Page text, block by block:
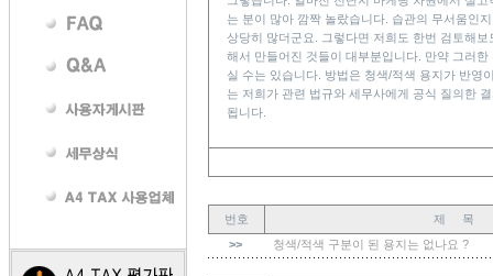
는 분이 많아 깜짝 놀랐습니다. 습관의 무서움인
상당히 많더군요. 그렇다면 저희도 한번 검토해
해서 만들어진 것들이 대부분입니다. 만약 그러
실 수는 있습니다. 방법은 청색/적색 용지가 반영
는 저희가 관련 법규와 세무사에게 공식 질의한
됩니다.
번호
제 목
>>
청색/적색 구분이 된 용지는 없나요 ?